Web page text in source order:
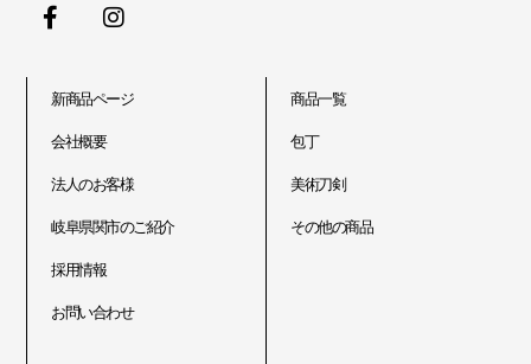
新商品ページ
会社概要
法人のお客様
岐阜県関市のご紹介
採用情報
お問い合わせ
商品一覧
包丁
美術刀剣
その他の商品